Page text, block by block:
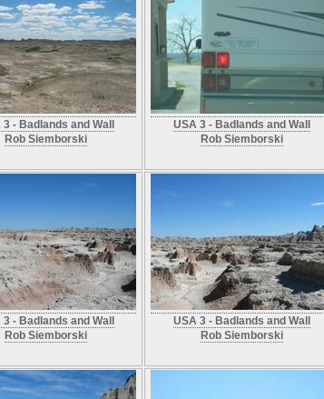
3 - Badlands and Wall
Rob Siemborski
USA 3 - Badlands and Wall
Rob Siemborski
3 - Badlands and Wall
Rob Siemborski
USA 3 - Badlands and Wall
Rob Siemborski